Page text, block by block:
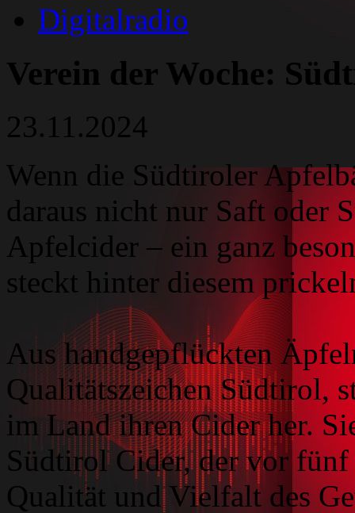
Digitalradio
Verein der Woche:
23.11.2024
Wenn die Südtiroler
daraus nicht nur Saft oder
Apfelcider – ein ganz
steckt hinter diesem
Aus handgepflückten
Qualitätszeichen Südtirol,
im Land ihren Cider her.
Südtirol Cider, der vor fünf
Qualität und Vielfalt des